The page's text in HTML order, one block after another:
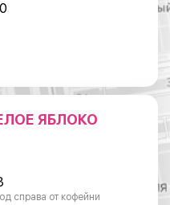
ЯБЛОКО
справа от кофейни